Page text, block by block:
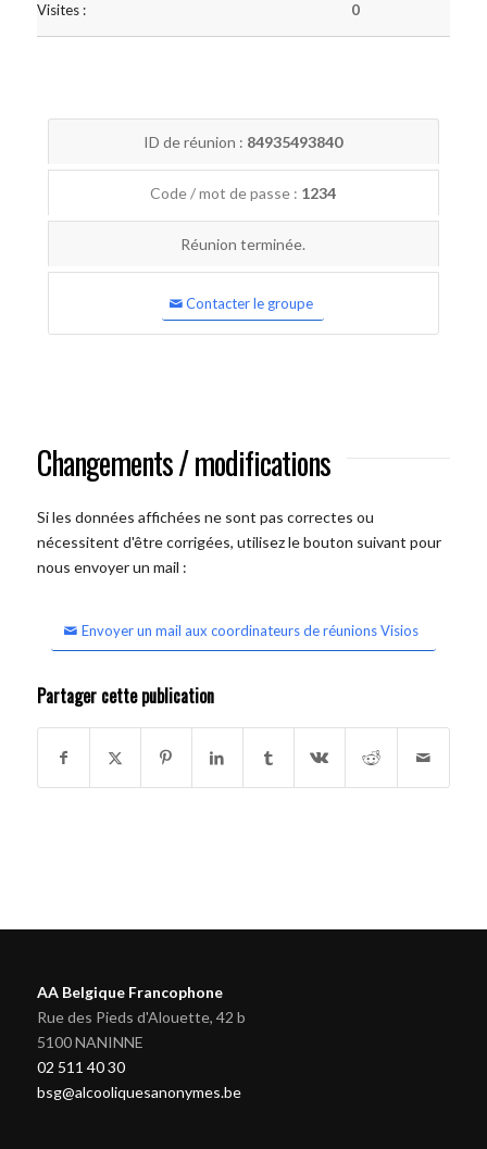
Visites : 0
ID de réunion : 84935493840
Code / mot de passe : 1234
Réunion terminée.
Contacter le groupe
Changements / modifications
Si les données affichées ne sont pas correctes ou
nécessitent d'être corrigées, utilisez le bouton suivant pour
nous envoyer un mail :
Envoyer un mail aux coordinateurs de réunions Visios
Partager cette publication
AA Belgique Francophone
Rue des Pieds d'Alouette, 42 b
5100 NANINNE
02 511 40 30
bsg@alcooliquesanonymes.be